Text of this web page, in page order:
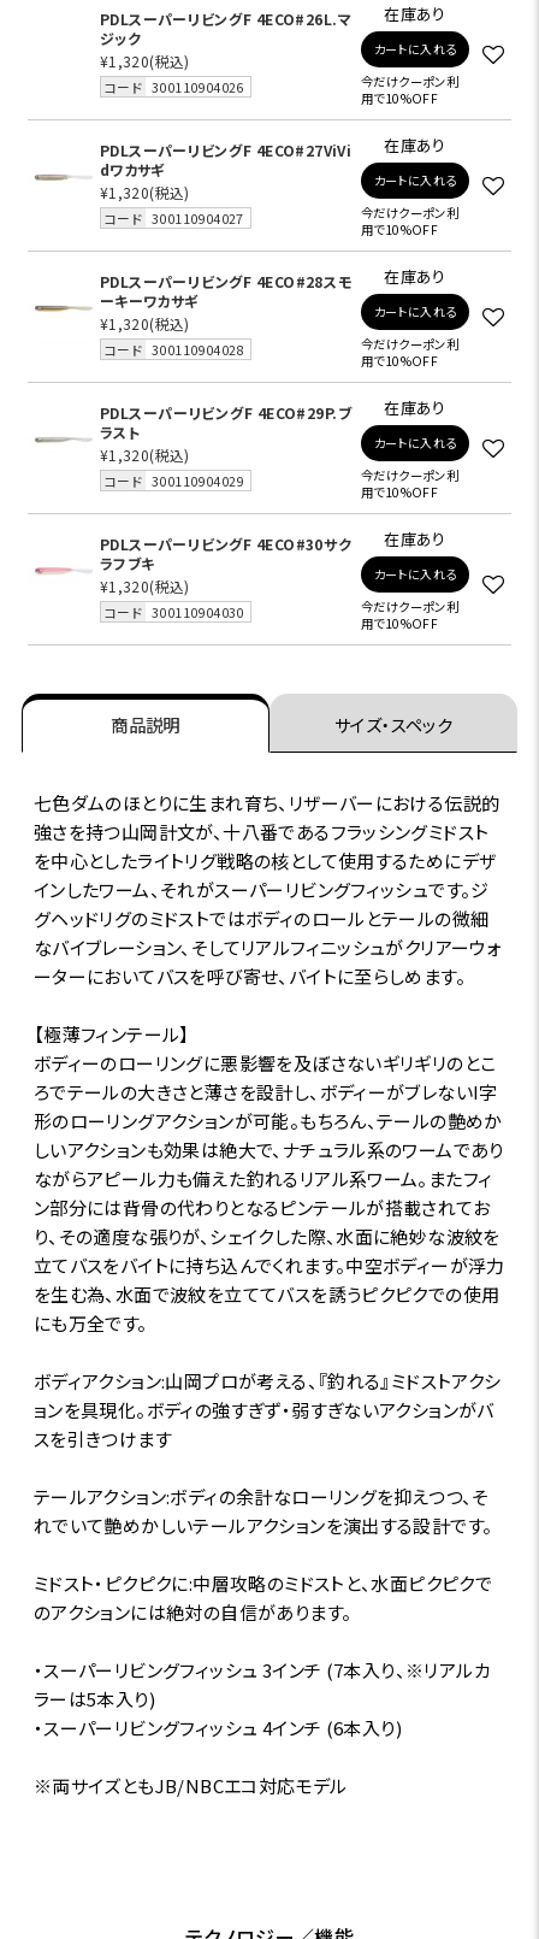
PDLスーパーリビングF 4ECO#26L.マ
ジック
¥1,320(税込)
コード 300110904026
在庫あり
カートに入れる
今だけクーポン利
用で10%OFF
PDLスーパーリビングF 4ECO#27ViVi
dワカサギ
¥1,320(税込)
コード 300110904027
在庫あり
カートに入れる
今だけクーポン利
用で10%OFF
PDLスーパーリビングF 4ECO#28スモ
ーキーワカサギ
¥1,320(税込)
コード 300110904028
在庫あり
カートに入れる
今だけクーポン利
用で10%OFF
PDLスーパーリビングF 4ECO#29P.ブ
ラスト
¥1,320(税込)
コード 300110904029
在庫あり
カートに入れる
今だけクーポン利
用で10%OFF
PDLスーパーリビングF 4ECO#30サク
ラフブキ
¥1,320(税込)
コード 300110904030
在庫あり
カートに入れる
今だけクーポン利
用で10%OFF
商品説明 サイズ・スペック
七色ダムのほとりに生まれ育ち、リザーバーにおける伝説的
強さを持つ山岡計文が、十八番であるフラッシングミドスト
を中心としたライトリグ戦略の核として使用するためにデザ
インしたワーム、それがスーパーリビングフィッシュです。ジ
グヘッドリグのミドストではボディのロールとテールの微細
なバイブレーション、そしてリアルフィニッシュがクリアーウォ
ーターにおいてバスを呼び寄せ、バイトに至らしめます。
【極薄フィンテール】
ボディーのローリングに悪影響を及ぼさないギリギリのとこ
ろでテールの大きさと薄さを設計し、ボディーがブレないI字
形のローリングアクションが可能。もちろん、テールの艶めか
しいアクションも効果は絶大で、ナチュラル系のワームであり
ながらアピール力も備えた釣れるリアル系ワーム。またフィ
ン部分には背骨の代わりとなるピンテールが搭載されてお
り、その適度な張りが、シェイクした際、水面に絶妙な波紋を
立てバスをバイトに持ち込んでくれます。中空ボディーが浮力
を生む為、水面で波紋を立ててバスを誘うピクピクでの使用
にも万全です。
ボディアクション:山岡プロが考える、『釣れる』ミドストアクシ
ョンを具現化。ボディの強すぎず・弱すぎないアクションがバ
スを引きつけます
テールアクション:ボディの余計なローリングを抑えつつ、そ
れでいて艶めかしいテールアクションを演出する設計です。
ミドスト・ピクピクに:中層攻略のミドストと、水面ピクピクで
のアクションには絶対の自信があります。
・スーパーリビングフィッシュ 3インチ (7本入り、※リアルカ
ラーは5本入り)
・スーパーリビングフィッシュ 4インチ (6本入り)
※両サイズともJB/NBCエコ対応モデル